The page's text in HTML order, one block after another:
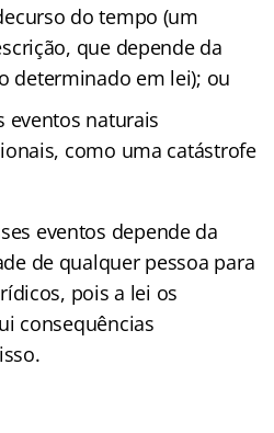
do tempo (um
que depende da
determinado em lei); ou
eventos naturais
como uma catástrofe
eventos depende da
de qualquer pessoa para
pois a lei os
consequências